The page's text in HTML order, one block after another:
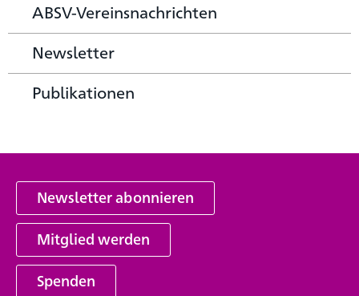
ABSV-Vereinsnachrichten
Newsletter
Publikationen
Newsletter abonnieren
Mitglied werden
Spenden